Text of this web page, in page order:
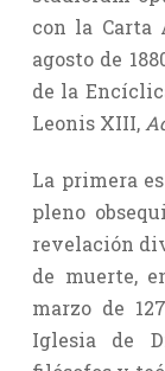
con la Carta
agosto de
de la
Leonis XIII,
La primera
pleno
revelación
de muerte,
marzo de
Iglesia de